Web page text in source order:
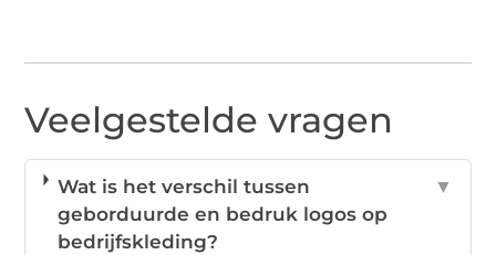
Veelgestelde vragen
Wat is het verschil tussen
geborduurde en bedruk logos op
bedrijfskleding?
▼